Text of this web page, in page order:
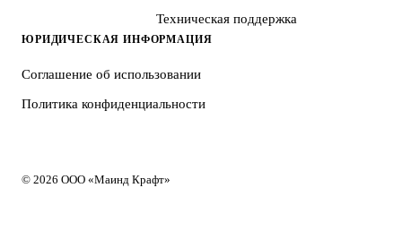
Техническая поддержка
ЮРИДИЧЕСКАЯ ИНФОРМАЦИЯ
Соглашение об использовании
Политика конфиденциальности
© 2026 ООО «Маинд Крафт»